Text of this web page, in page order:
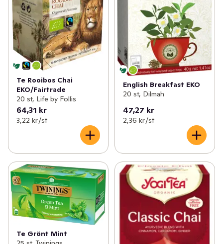
Te Rooibos Chai
EKO/Fairtrade
20 st, Life by Follis
64,31 kr
3,22 kr /st
English Breakfast EKO
20 st, Dilmah
47,27 kr
2,36 kr /st
Te Grönt Mint